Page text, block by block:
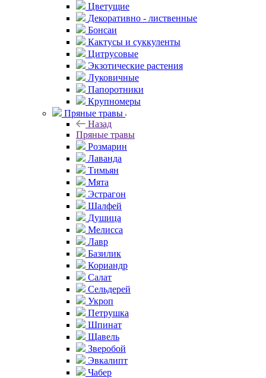
Цветущие
Декоративно - лиственные
Бонсаи
Кактусы и суккуленты
Цитрусовые
Экзотические растения
Луковичные
Папоротники
Крупномеры
Пряные травы
Назад
Пряные травы
Розмарин
Лаванда
Тимьян
Мята
Эстрагон
Шалфей
Душица
Мелисса
Лавр
Базилик
Кориандр
Салат
Сельдерей
Укроп
Петрушка
Шпинат
Щавель
Зверобой
Эвкалипт
Чабер